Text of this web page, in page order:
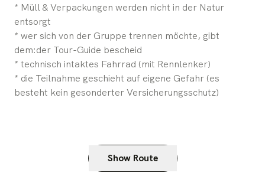
* Müll & Verpackungen werden nicht in der Natur
entsorgt
* wer sich von der Gruppe trennen möchte, gibt
dem:der Tour-Guide bescheid
* technisch intaktes Fahrrad (mit Rennlenker)
* die Teilnahme geschieht auf eigene Gefahr (es
besteht kein gesonderter Versicherungsschutz)
Show Route